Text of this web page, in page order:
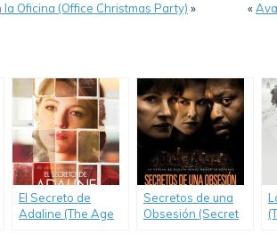
Oficina (Office Christmas Party) » «
El Secreto de
Adaline (The Age
Secretos de una
Obsesión (Secret